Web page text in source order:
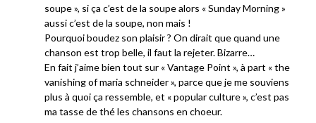
soupe », si ça c’est de la soupe alors « Sunday Morning »
aussi c’est de la soupe, non mais !
Pourquoi boudez son plaisir ? On dirait que quand une
chanson est trop belle, il faut la rejeter. Bizarre…
En fait j’aime bien tout sur « Vantage Point », à part « the
vanishing of maria schneider », parce que je me souviens
plus à quoi ça ressemble, et « popular culture », c’est pas
ma tasse de thé les chansons en choeur.